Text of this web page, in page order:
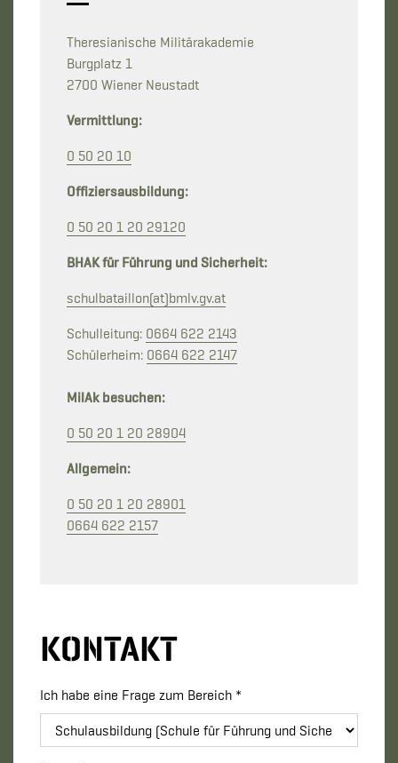
Theresianische Militärakademie
Burgplatz 1
2700 Wiener Neustadt
Vermittlung:
0 50 20 10
Offiziersausbildung:
0 50 20 1 20 29120
BHAK für Führung und Sicherheit:
schulbataillon(at)bmlv.gv.at
Schulleitung: 0664 622 2143
Schülerheim: 0664 622 2147
MilAk besuchen:
0 50 20 1 20 28904
Allgemein:
0 50 20 1 20 28901
0664 622 2157
KONTAKT
Ich habe eine Frage zum Bereich *